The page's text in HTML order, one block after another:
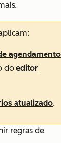
agendamento
do editor
atualizado.
regras de